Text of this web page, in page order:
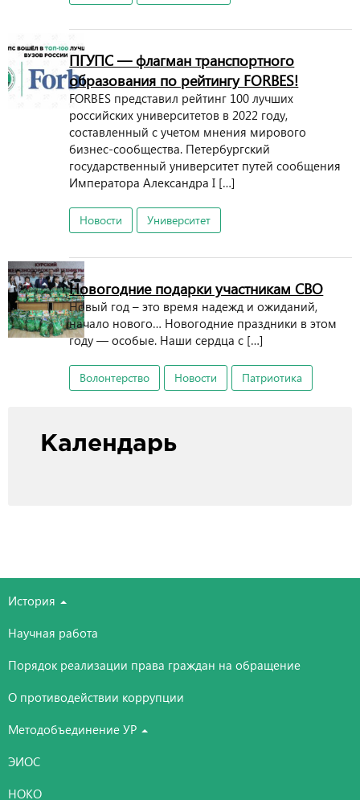
ПГУПС — флагман транспортного
образования по рейтингу FORBES!
FORBES представил рейтинг 100 лучших
российских университетов в 2022 году,
составленный с учетом мнения мирового
бизнес-сообщества. Петербургский
государственный университет путей сообщения
Императора Александра I […]
Новости Университет
Новогодние подарки участникам СВО
Новый год – это время надежд и ожиданий,
начало нового… Новогодние праздники в этом
году — особые. Наши сердца с […]
Волонтерство Новости Патриотика
Календарь
История
Научная работа
Порядок реализации права граждан на обращение
О противодействии коррупции
Методобъединение УР
ЭИОС
НОКО